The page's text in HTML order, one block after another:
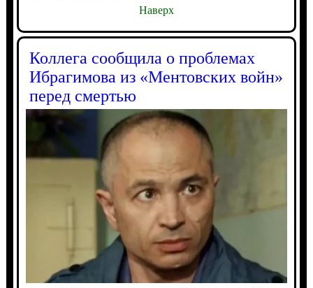
Наверх
Коллега сообщила о проблемах
Ибрагимова из «Ментовских войн»
перед смертью